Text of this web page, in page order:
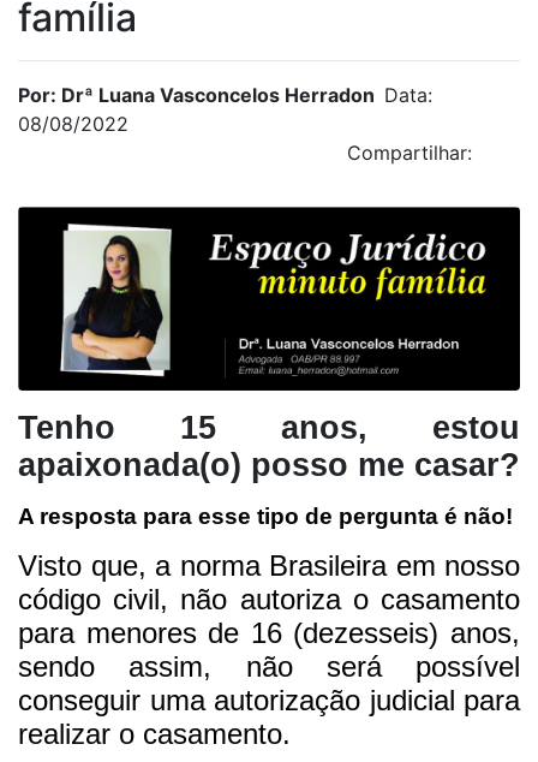
família
Por: Drª Luana Vasconcelos Herradon Data:
08/08/2022
Compartilhar:
Tenho 15 anos, estou
apaixonada(o) posso me casar?
A resposta para esse tipo de pergunta é não!
Visto que, a norma Brasileira em nosso
código civil, não autoriza o casamento
para menores de 16 (dezesseis) anos,
sendo assim, não será possível
conseguir uma autorização judicial para
realizar o casamento.